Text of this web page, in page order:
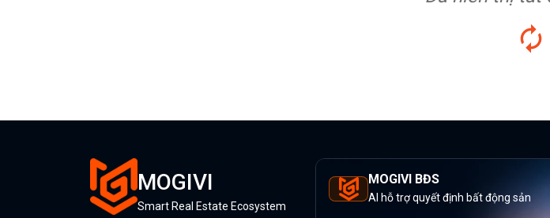
MOGIVI
Smart Real Estate Ecosystem
MOGIVI BĐS
AI hỗ trợ quyết định bất động sản